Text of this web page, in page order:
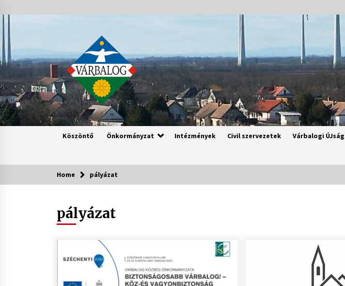
to
content
Köszöntő Önkormányzat Intézmények Civil szervezetek Várbalogi ÚJság
Home pályázat
pályázat